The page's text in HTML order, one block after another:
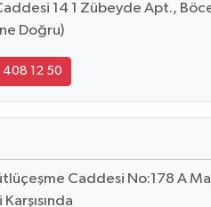
14 1 Zübeyde Apt.,
Doğru)
408 12 50
Caddesi No:178 A